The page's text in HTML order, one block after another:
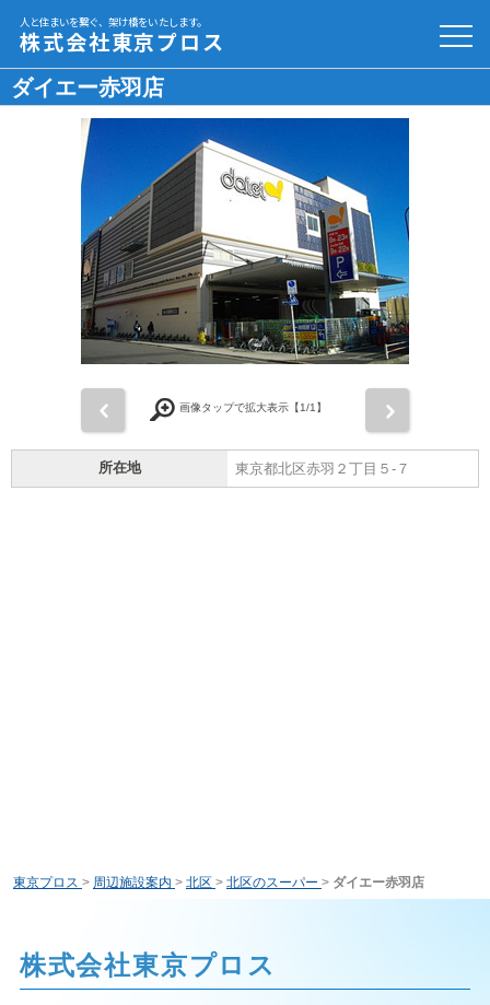
人と住まいを繋ぐ、架け橋をいたします。
株式会社東京プロス
ダイエー赤羽店
画像タップで拡大表示【1/1】
所在地 東京都北区赤羽２丁目５-７
東京プロス > 周辺施設案内 > 北区 > 北区のスーパー > ダイエー赤羽店
株式会社東京プロス